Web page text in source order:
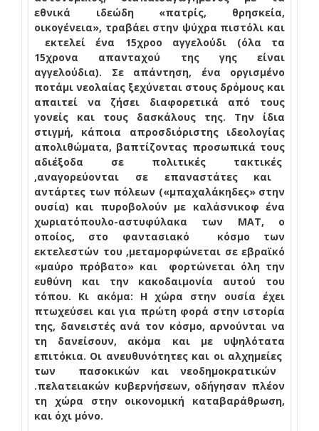
εθνικά ιδεώδη «πατρίς, θρησκεία,
οικογένεια», τραβάει στην ψύχρα πιστόλι και
εκτελεί ένα 15χροο αγγελούδι (όλα τα
15χρονα απανταχού της γης είναι
αγγελούδια). Σε απάντηση, ένα οργισμένο
ποτάμι νεολαίας ξεχύνεται στους δρόμους και
απαιτεί να ζήσει διαφορετικά από τους
γονείς και τους δασκάλους της. Την ίδια
στιγμή, κάποια απροσδιόριστης ιδεολογίας
απολιθώματα, βαπτίζοντας προσωπικά τους
αδιέξοδα σε πολιτικές τακτικές
,αναγορεύονται σε επαναστάτες και
αντάρτες των πόλεων («μπαχαλάκηδες» στην
ουσία) και πυροβολούν με καλάσνικοφ ένα
χωριατόπουλο-αστυφύλακα των ΜΑΤ, ο
οποίος, στο φαντασιακό
κόσμο των
εκτελεστών του ,μεταμορφώνεται σε εβραϊκό
«μαύρο πρόβατο» και
φορτώνεται όλη την
ευθύνη και την κακοδαιμονία αυτού του
τόπου. Κι ακόμα: Η χώρα στην ουσία έχει
πτωχεύσει και για πρώτη φορά στην ιστορία
της, δανειστές ανά τον κόσμο, αρνούνται να
τη δανείσουν, ακόμα και με υψηλότατα
επιτόκια. Οι ανευθυνότητες και οι αλχημείες
των
πασοκικών και νεοδημοκρατικών
.πελατειακών κυβερνήσεων, οδήγησαν πλέον
τη χώρα στην οικονομική καταβαράθρωση,
και όχι μόνο.